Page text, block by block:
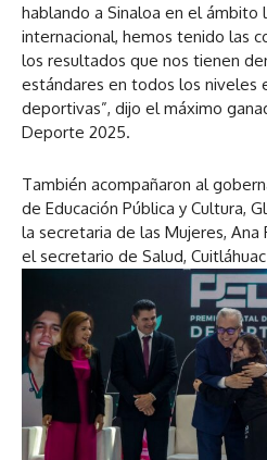
hablando a Sinaloa en el ámbito
internacional, hemos tenido las
los resultados que nos tienen
estándares en todos los niveles
deportivas”, dijo el máximo
Deporte 2025.
También acompañaron al
de Educación Pública y Cultura,
la secretaria de las Mujeres, Ana
el secretario de Salud,